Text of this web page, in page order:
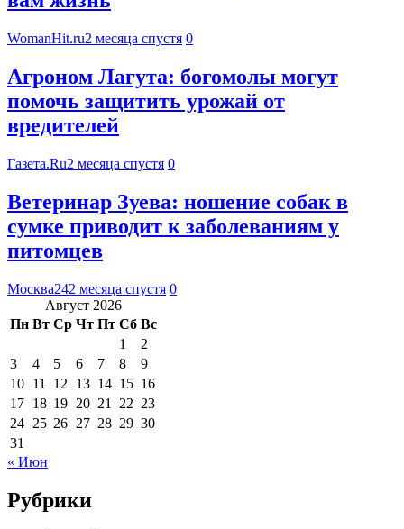
WomanHit.ru2 месяца спустя 0
Агроном Лагута: богомолы могут
помочь защитить урожай от
вредителей
Газета.Ru2 месяца спустя 0
Ветеринар Зуева: ношение собак в
сумке приводит к заболеваниям у
питомцев
Москва242 месяца спустя 0
Август 2026
Пн Вт Ср Чт Пт Сб Вс
1
2
3
4 5 6 7 8
9
10 11 12 13 14 15 16
17 18 19 20 21 22 23
24 25 26 27 28 29 30
31
« Июн
Рубрики